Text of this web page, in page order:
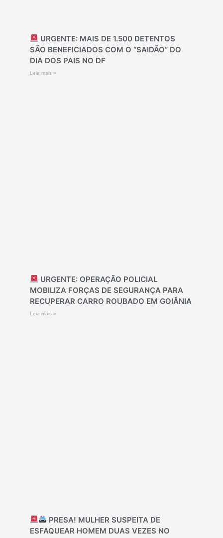
URGENTE: MAIS DE 1.500 DETENTOS
SÃO BENEFICIADOS COM O “SAIDÃO” DO
DIA DOS PAIS NO DF
Leia mais »
URGENTE: OPERAÇÃO POLICIAL
MOBILIZA FORÇAS DE SEGURANÇA PARA
RECUPERAR CARRO ROUBADO EM GOIÂNIA
Leia mais »
PRESA! MULHER SUSPEITA DE
ESFAQUEAR HOMEM DUAS VEZES NO